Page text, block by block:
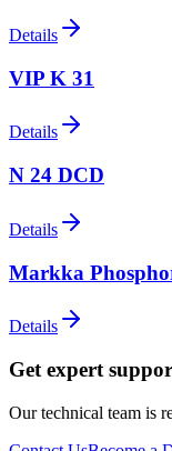
Details
VIP K 31
Details
N 24 DCD
Details
Markka
Details
Get expert
Our technical team is